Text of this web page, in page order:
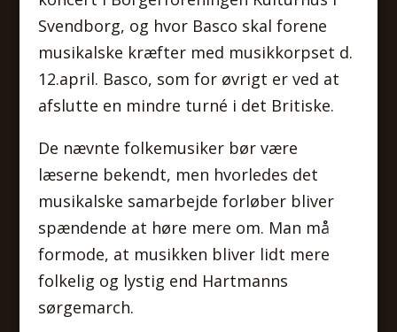
Svendborg, og hvor Basco skal forene
musikalske kræfter med musikkorpset d.
12.april. Basco, som for øvrigt er ved at
afslutte en mindre turné i det Britiske.
De nævnte folkemusiker bør være
læserne bekendt, men hvorledes det
musikalske samarbejde forløber bliver
spændende at høre mere om. Man må
formode, at musikken bliver lidt mere
folkelig og lystig end Hartmanns
sørgemarch.